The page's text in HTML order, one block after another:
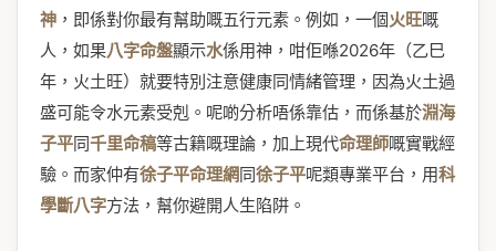
神 ，即係對你最有幫助嘅五行元素。例如，一個火旺嘅
人，如果八字命盤顯示水係用神，咁佢喺2026年（乙巳
年，火土旺）就要特別注意健康同情緒管理，因為火土過
盛可能令水元素受剋。呢啲分析唔係靠估，而係基於淵海
子平同千里命稿等古籍嘅理論，加上現代命理師嘅實戰經
驗。而家仲有徐子平命理網同徐子平呢類專業平台，用科
學斷八字方法，幫你避開人生陷阱。